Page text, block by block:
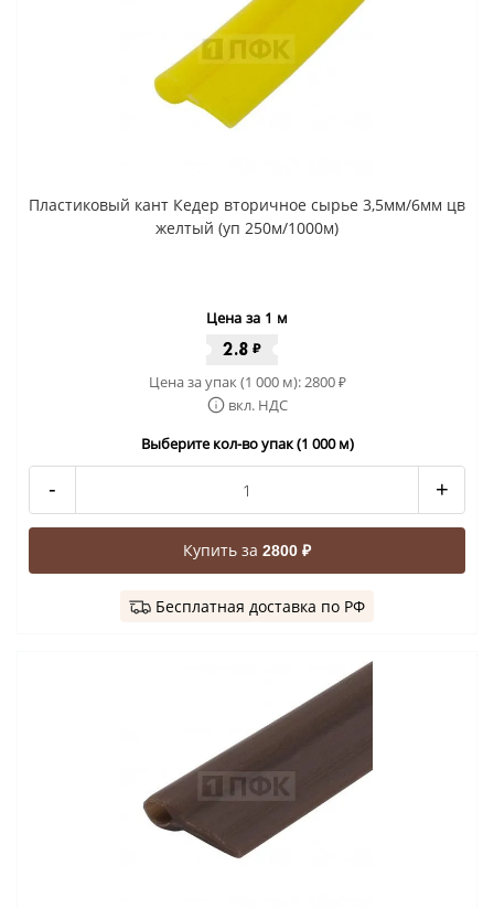
Пластиковый кант Кедер вторичное сырье 3,5мм/6мм цв
желтый (уп 250м/1000м)
Цена за 1 м
2.8 ₽
Цена за упак (1 000 м):2800₽
вкл. НДС
Выберите кол-во упак (1 000 м)
- +
Купить за 2800 ₽
Бесплатная доставка по РФ